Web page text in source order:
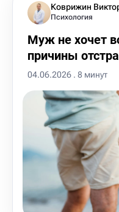
Коврижин
Психология
Муж не хочет
причины
04.06.2026 . 8 минут